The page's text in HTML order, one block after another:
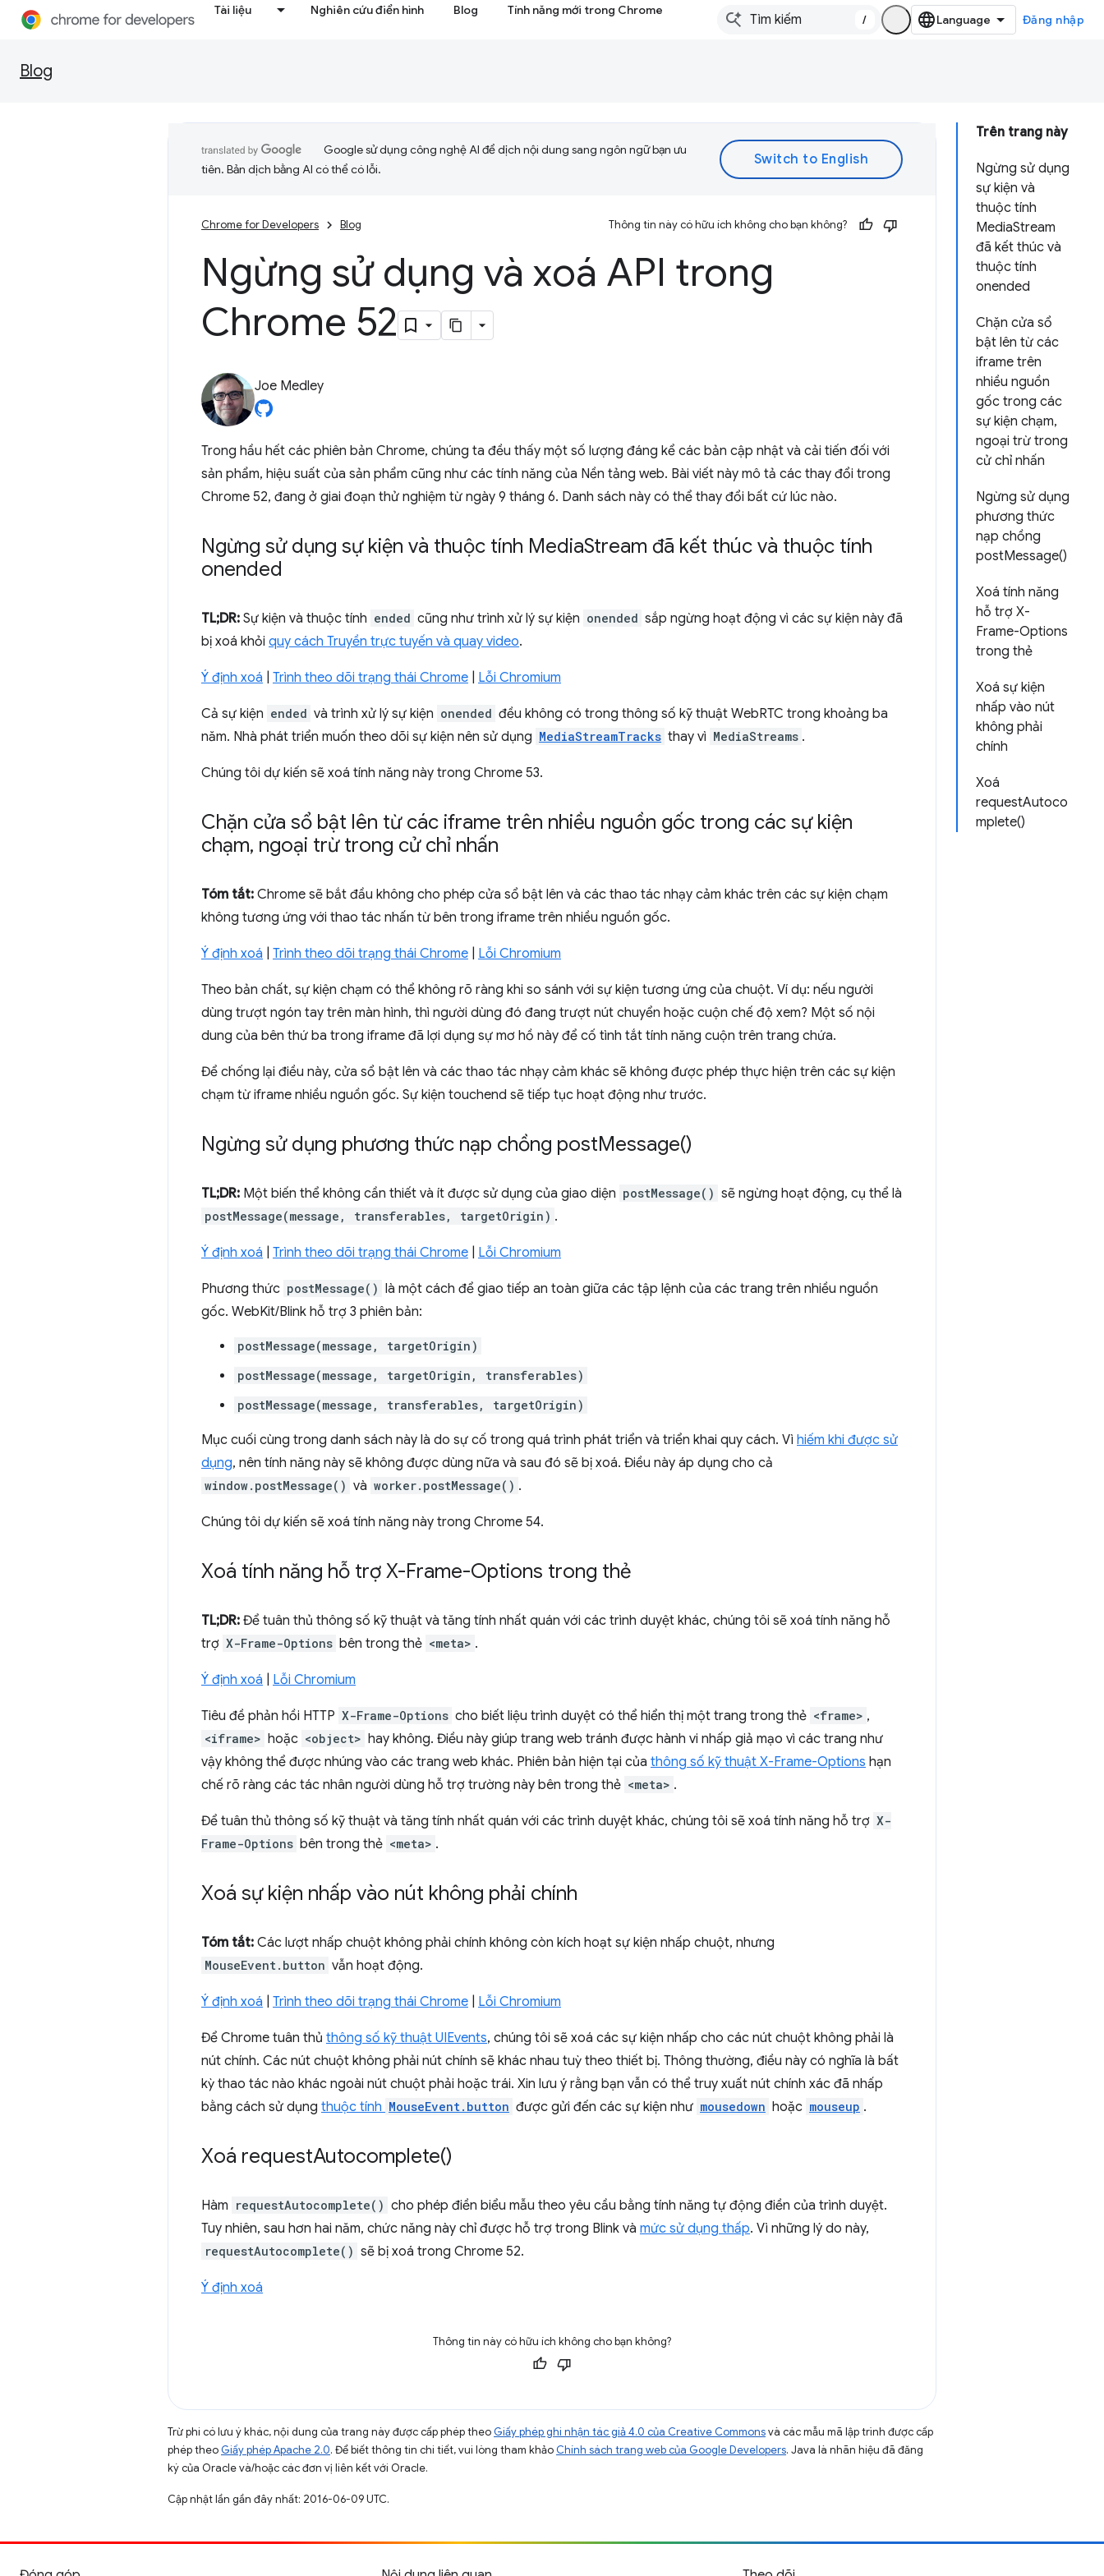
Tài liệu Nghiên cứu điển hình Blog Tính năng mới trong Chrome
/ Đăng nhập
Blog
Trên trang này
Ngừng sử dụng
sự kiện và
thuộc tính
MediaStream
đã kết thúc và
thuộc tính
onended
Chặn cửa sổ
bật lên từ các
iframe trên
nhiều nguồn
gốc trong các
sự kiện chạm,
ngoại trừ trong
cử chỉ nhấn
Ngừng sử dụng
phương thức
nạp chồng
postMessage()
Xoá tính năng
hỗ trợ X-
Frame-Options
trong thẻ
Xoá sự kiện
nhấp vào nút
không phải
chính
Xoá
requestAutoco
mplete()
Google sử dụng công nghệ AI để dịch nội dung sang ngôn ngữ bạn ưu
tiên. Bản dịch bằng AI có thể có lỗi.
Chrome for Developers Blog Thông tin này có hữu ích không cho bạn không?
Ngừng sử dụng và xoá API trong
Chrome 52
Joe Medley
Trong hầu hết các phiên bản Chrome, chúng ta đều thấy một số lượng đáng kể các bản cập nhật và cải tiến đối với
sản phẩm, hiệu suất của sản phẩm cũng như các tính năng của Nền tảng web. Bài viết này mô tả các thay đổi trong
Chrome 52, đang ở giai đoạn thử nghiệm từ ngày 9 tháng 6. Danh sách này có thể thay đổi bất cứ lúc nào.
Ngừng sử dụng sự kiện và thuộc tính MediaStream đã kết thúc và thuộc tính
onended
TL;DR: Sự kiện và thuộc tính ended cũng như trình xử lý sự kiện onended sắp ngừng hoạt động vì các sự kiện này đã
bị xoá khỏi quy cách Truyền trực tuyến và quay video.
Ý định xoá Trình theo dõi trạng thái Chrome Lỗi Chromium
Cả sự kiện ended và trình xử lý sự kiện onended đều không có trong thông số kỹ thuật WebRTC trong khoảng ba
năm. Nhà phát triển muốn theo dõi sự kiện nên sử dụng MediaStreamTracks thay vì MediaStreams .
Chúng tôi dự kiến sẽ xoá tính năng này trong Chrome 53.
Chặn cửa sổ bật lên từ các iframe trên nhiều nguồn gốc trong các sự kiện
chạm, ngoại trừ trong cử chỉ nhấn
Tóm tắt: Chrome sẽ bắt đầu không cho phép cửa sổ bật lên và các thao tác nhạy cảm khác trên các sự kiện chạm
không tương ứng với thao tác nhấn từ bên trong iframe trên nhiều nguồn gốc.
Ý định xoá Trình theo dõi trạng thái Chrome Lỗi Chromium
Theo bản chất, sự kiện chạm có thể không rõ ràng khi so sánh với sự kiện tương ứng của chuột. Ví dụ: nếu người
dùng trượt ngón tay trên màn hình, thì người dùng đó đang trượt nút chuyển hoặc cuộn chế độ xem? Một số nội
dung của bên thứ ba trong iframe đã lợi dụng sự mơ hồ này để cố tình tắt tính năng cuộn trên trang chứa.
Để chống lại điều này, cửa sổ bật lên và các thao tác nhạy cảm khác sẽ không được phép thực hiện trên các sự kiện
chạm từ iframe nhiều nguồn gốc. Sự kiện touchend sẽ tiếp tục hoạt động như trước.
Ngừng sử dụng phương thức nạp chồng postMessage()
TL;DR: Một biến thể không cần thiết và ít được sử dụng của giao diện postMessage() sẽ ngừng hoạt động, cụ thể là
postMessage(message, transferables, targetOrigin) .
Ý định xoá Trình theo dõi trạng thái Chrome Lỗi Chromium
Phương thức postMessage() là một cách để giao tiếp an toàn giữa các tập lệnh của các trang trên nhiều nguồn
gốc. WebKit/Blink hỗ trợ 3 phiên bản:
postMessage(message, targetOrigin)
postMessage(message, targetOrigin, transferables)
postMessage(message, transferables, targetOrigin)
Mục cuối cùng trong danh sách này là do sự cố trong quá trình phát triển và triển khai quy cách. Vì hiếm khi được sử
dụng, nên tính năng này sẽ không được dùng nữa và sau đó sẽ bị xoá. Điều này áp dụng cho cả
window.postMessage() và worker.postMessage() .
Chúng tôi dự kiến sẽ xoá tính năng này trong Chrome 54.
Xoá tính năng hỗ trợ X-Frame-Options trong thẻ
TL;DR: Để tuân thủ thông số kỹ thuật và tăng tính nhất quán với các trình duyệt khác, chúng tôi sẽ xoá tính năng hỗ
trợ X-Frame-Options bên trong thẻ <meta> .
Ý định xoá Lỗi Chromium
Tiêu đề phản hồi HTTP X-Frame-Options cho biết liệu trình duyệt có thể hiển thị một trang trong thẻ <frame> ,
<iframe> hoặc <object> hay không. Điều này giúp trang web tránh được hành vi nhấp giả mạo vì các trang như
vậy không thể được nhúng vào các trang web khác. Phiên bản hiện tại của thông số kỹ thuật X-Frame-Options hạn
chế rõ ràng các tác nhân người dùng hỗ trợ trường này bên trong thẻ <meta> .
Để tuân thủ thông số kỹ thuật và tăng tính nhất quán với các trình duyệt khác, chúng tôi sẽ xoá tính năng hỗ trợ X-
Frame-Options bên trong thẻ <meta> .
Xoá sự kiện nhấp vào nút không phải chính
Tóm tắt: Các lượt nhấp chuột không phải chính không còn kích hoạt sự kiện nhấp chuột, nhưng
MouseEvent.button vẫn hoạt động.
Ý định xoá Trình theo dõi trạng thái Chrome Lỗi Chromium
Để Chrome tuân thủ thông số kỹ thuật UIEvents, chúng tôi sẽ xoá các sự kiện nhấp cho các nút chuột không phải là
nút chính. Các nút chuột không phải nút chính sẽ khác nhau tuỳ theo thiết bị. Thông thường, điều này có nghĩa là bất
kỳ thao tác nào khác ngoài nút chuột phải hoặc trái. Xin lưu ý rằng bạn vẫn có thể truy xuất nút chính xác đã nhấp
bằng cách sử dụng thuộc tính MouseEvent.button được gửi đến các sự kiện như mousedown hoặc mouseup .
Xoá requestAutocomplete()
Hàm requestAutocomplete() cho phép điền biểu mẫu theo yêu cầu bằng tính năng tự động điền của trình duyệt.
Tuy nhiên, sau hơn hai năm, chức năng này chỉ được hỗ trợ trong Blink và mức sử dụng thấp. Vì những lý do này,
requestAutocomplete() sẽ bị xoá trong Chrome 52.
Ý định xoá
Thông tin này có hữu ích không cho bạn không?
Trừ phi có lưu ý khác, nội dung của trang này được cấp phép theo Giấy phép ghi nhận tác giả 4.0 của Creative Commonsvà các mẫu mã lập trình được cấp
phép theo Giấy phép Apache 2.0. Để biết thông tin chi tiết, vui lòng tham khảo Chính sách trang web của Google Developers. Java là nhãn hiệu đã đăng
ký của Oracle và/hoặc các đơn vị liên kết với Oracle.
Cập nhật lần gần đây nhất: 2016-06-09 UTC.